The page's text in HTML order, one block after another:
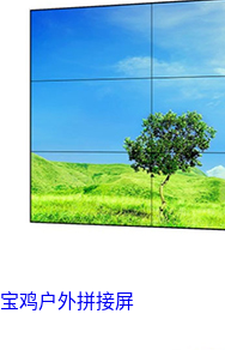
宝鸡户外拼接屏